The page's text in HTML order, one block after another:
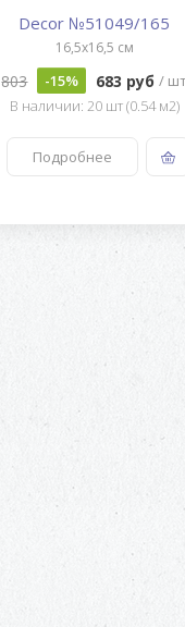
Decor №51049/165
16,5x16,5 см
803 -15% 683 руб/
В наличии: 20 шт (0.54 м2)
Подробнее